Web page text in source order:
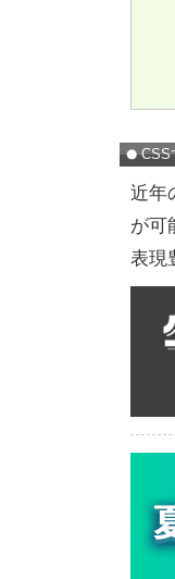
CSS
近年
が可
表現